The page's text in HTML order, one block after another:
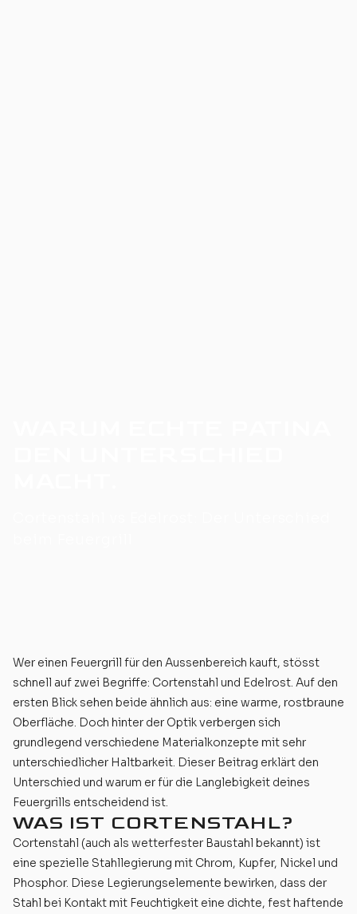
Wer einen Feuergrill für den Aussenbereich kauft, stösst
schnell auf zwei Begriffe: Cortenstahl und Edelrost. Auf den
ersten Blick sehen beide ähnlich aus: eine warme, rostbraune
Oberfläche. Doch hinter der Optik verbergen sich
grundlegend verschiedene Materialkonzepte mit sehr
unterschiedlicher Haltbarkeit. Dieser Beitrag erklärt den
Unterschied und warum er für die Langlebigkeit deines
Feuergrills entscheidend ist.
WAS IST CORTENSTAHL?
Cortenstahl (auch als wetterfester Baustahl bekannt) ist
eine spezielle Stahllegierung mit Chrom, Kupfer, Nickel und
Phosphor. Diese Legierungselemente bewirken, dass der
Stahl bei Kontakt mit Feuchtigkeit eine dichte, fest haftende